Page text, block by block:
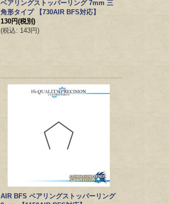
ベアリングストッパーリング 7mm 三
角形タイプ 【730AIR BFS対応】
130円(税別)
(税込: 143円)
AIR BFS ベアリングストッパーリング